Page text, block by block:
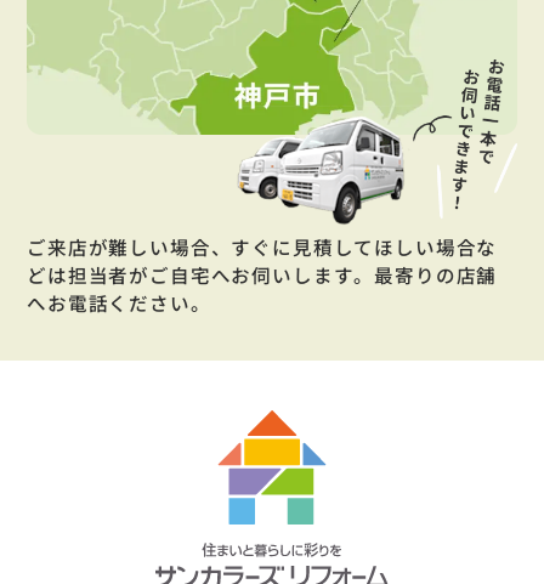
ご来店が難しい場合、すぐに見積してほしい場合な
どは担当者がご自宅へお伺いします。最寄りの店舗
へお電話ください。